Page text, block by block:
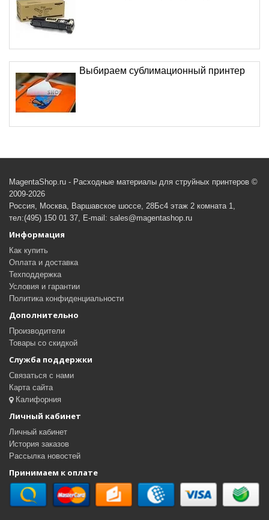
Выбираем сублимационный принтер
MagentaShop.ru - Расходные материалы для струйных принтеров ©
2009-2026
Россия, Москва, Варшавское шоссе, 28Бс4 этаж 2 комната 1,
тел:(495) 150 01 37, E-mail: sales@magentashop.ru
Информация
Как купить
Оплата и доставка
Техподдержка
Условия и гарантии
Политика конфиденциальности
Дополнительно
Производители
Товары со скидкой
Служба поддержки
Связаться с нами
Карта сайта
Калифорния
Личный кабинет
Личный кабинет
История заказов
Рассылка новостей
Принимаем к оплате